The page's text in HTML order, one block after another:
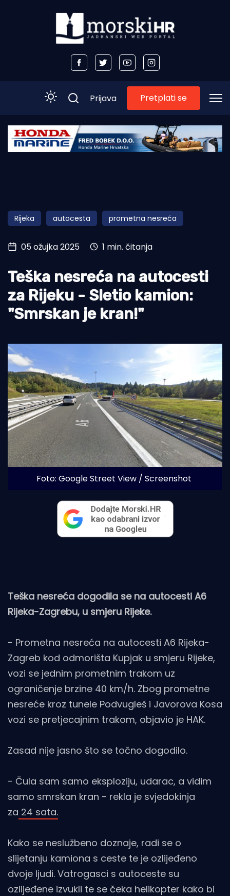
Početna
Obala
Otoci
Turizam i nautika
Pomorstvo
Ribolov
Ekologija
Prijava Pretplati se
Rijeka autocesta prometna nesreća
05 ožujka 2025 1 min. čitanja
Teška nesreća na autocesti
za Rijeku - Sletio kamion:
"Smrskan je kran!"
Foto: Google Street View / Screenshot
Teška nesreća dogodila se na autocesti A6
Rijeka-Zagrebu, u smjeru Rijeke.
- Prometna nesreća na autocesti A6 Rijeka-
Zagreb kod odmorišta Kupjak u smjeru Rijeke,
vozi se jednim prometnim trakom uz
ograničenje brzine 40 km/h. Zbog prometne
nesreće kroz tunele Podvugleš i Javorova Kosa
vozi se pretjecajnim trakom, objavio je HAK.
Zasad nije jasno što se točno dogodilo.
- Čula sam samo eksploziju, udarac, a vidim
samo smrskan kran - rekla je svjedokinja
za 24 sata.
Kako se neslužbeno doznaje, radi se o
slijetanju kamiona s ceste te je ozlijeđeno
dvoje ljudi. Vatrogasci s autoceste su
ozlijeđene izvukli te se čeka helikopter kako bi